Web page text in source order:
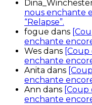
nous enchante
“Relapse”.
fogue dans
enchante
Wes dans
enchante
Anita dans
enchante
Ann dans
enchante